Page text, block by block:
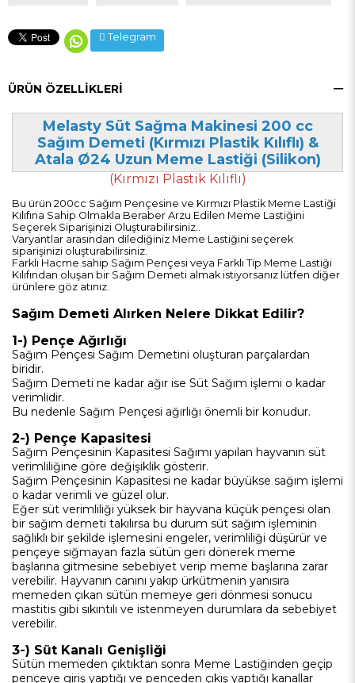
Telegram
ÜRÜN ÖZELLIKLERI
Melasty Süt Sağma Makinesi 200 cc
Sağım Demeti (Kırmızı Plastik Kılıflı) &
Atala Ø24 Uzun Meme Lastiği (Silikon)
(Kırmızı Plastik Kılıflı)
Bu ürün 200cc Sağım Pençesine ve Kırmızı Plastik Meme Lastiği
Kılıfına Sahip Olmakla Beraber Arzu Edilen Meme Lastiğini
Seçerek Siparişinizi Oluşturabilirsiniz..
Varyantlar arasından dilediğiniz Meme Lastiğini seçerek
siparişinizi oluşturabilirsiniz.
Farklı Hacme sahip Sağım Pençesi veya Farklı Tip Meme Lastiği
Kılıfından oluşan bir Sağım Demeti almak istiyorsanız lütfen diğer
ürünlere göz atınız.
Sağım Demeti Alırken Nelere Dikkat Edilir?
1-) Pençe Ağırlığı
Sağım Pençesi Sağım Demetini oluşturan parçalardan
biridir.
Sağım Demeti ne kadar ağır ise Süt Sağım işlemi o kadar
verimlidir.
Bu nedenle Sağım Pençesi ağırlığı önemli bir konudur.
2-) Pençe Kapasitesi
Sağım Pençesinin Kapasitesi Sağımı yapılan hayvanın süt
verimliliğine göre değişiklik gösterir.
Sağım Pençesinin Kapasitesi ne kadar büyükse sağım işlemi
o kadar verimli ve güzel olur.
Eğer süt verimliliği yüksek bir hayvana küçük pençesi olan
bir sağım demeti takılırsa bu durum süt sağım işleminin
sağlıklı bir şekilde işlemesini engeler, verimliliği düşürür ve
pençeye sığmayan fazla sütün geri dönerek meme
başlarına gitmesine sebebiyet verip meme başlarına zarar
verebilir. Hayvanın canını yakıp ürkütmenin yanısıra
memeden çıkan sütün memeye geri dönmesi sonucu
mastitis gibi sıkıntılı ve istenmeyen durumlara da sebebiyet
verebilir.
3-) Süt Kanalı Genişliği
Sütün memeden çıktıktan sonra Meme Lastiğinden geçip
pençeye giriş yaptığı ve pençeden çıkış yaptığı kanallar